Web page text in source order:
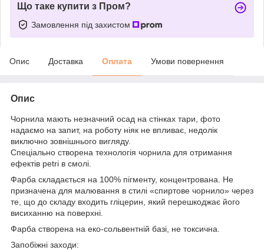
Що таке купити з Пром?
Замовлення під захистом
Опис Доставка Оплата Умови повернення
Опис
Чорнила мають незначний осад на стінках тари, фото
надаємо на запит, на роботу ніяк не впливає, недолік
виключно зовнішнього вигляду.
Спеціально створена технологія чорнила для отримання
ефектів petri в смолі.
Фарба складається на 100% пігменту, концентрована. Не
призначена для малювання в стилі «спиртове чорнило» через
те, що до складу входить гліцерин, який перешкоджає його
висиханню на поверхні.
Фарба створена на еко-сольвентній базі, не токсична.
Запобіжні заходи: